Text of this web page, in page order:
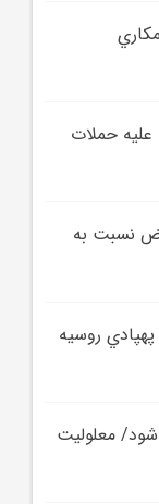
عليه حملات
نسبت به
روسيه
معلوليت